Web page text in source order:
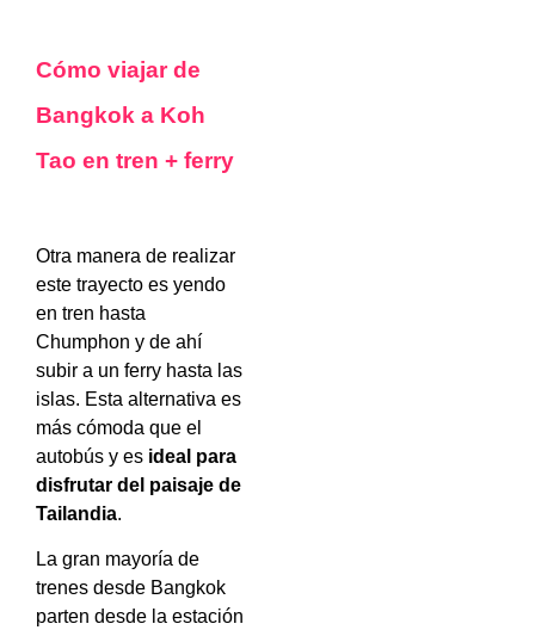
Cómo viajar de
Bangkok a Koh
Tao en tren + ferry
Otra manera de realizar
este trayecto es yendo
en tren hasta
Chumphon y de ahí
subir a un ferry hasta las
islas. Esta alternativa es
más cómoda que el
autobús y es ideal para
disfrutar del paisaje de
Tailandia.
La gran mayoría de
trenes desde Bangkok
parten desde la estación